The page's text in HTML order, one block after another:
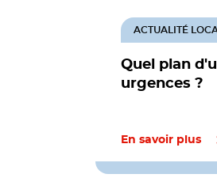
Quel plan
urgences ?
ACTUALITÉ
En savoir plus